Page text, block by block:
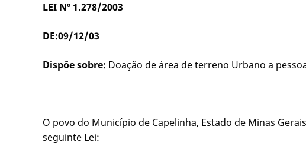
LEI Nº 1.278/2003
DE:09/12/03
Dispõe sobre: Doação de área de terreno Urbano a
O povo do Município de Capelinha, Estado de Minas
seguinte Lei: